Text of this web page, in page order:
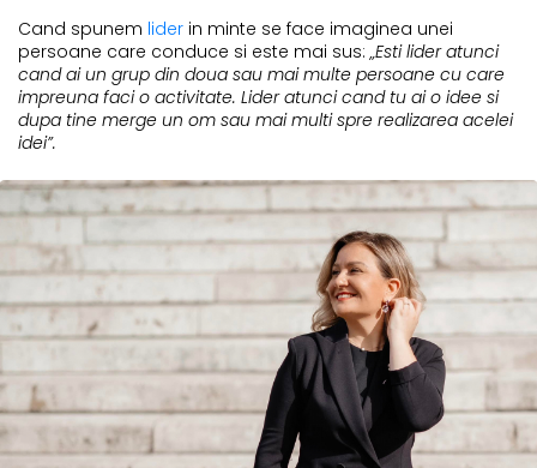
Cand spunem lider in minte se face imaginea unei
persoane care conduce si este mai sus: „Esti lider atunci
cand ai un grup din doua sau mai multe persoane cu care
impreuna faci o activitate. Lider atunci cand tu ai o idee si
dupa tine merge un om sau mai multi spre realizarea acelei
idei”.